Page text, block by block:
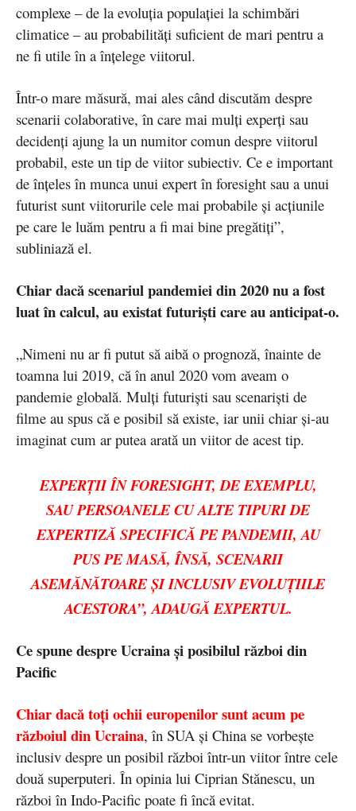
complexe – de la evoluția populației la schimbări
climatice – au probabilități suficient de mari pentru a
ne fi utile în a înțelege viitorul.
Într-o mare măsură, mai ales când discutăm despre
scenarii colaborative, în care mai mulți experți sau
decidenți ajung la un numitor comun despre viitorul
probabil, este un tip de viitor subiectiv. Ce e important
de înțeles în munca unui expert în foresight sau a unui
futurist sunt viitorurile cele mai probabile și acțiunile
pe care le luăm pentru a fi mai bine pregătiți”,
subliniază el.
Chiar dacă scenariul pandemiei din 2020 nu a fost
luat în calcul, au existat futuriști care au anticipat-o.
„Nimeni nu ar fi putut să aibă o prognoză, înainte de
toamna lui 2019, că în anul 2020 vom aveam o
pandemie globală. Mulți futuriști sau scenariști de
filme au spus că e posibil să existe, iar unii chiar și-au
imaginat cum ar putea arată un viitor de acest tip.
EXPERȚII ÎN FORESIGHT, DE EXEMPLU,
SAU PERSOANELE CU ALTE TIPURI DE
EXPERTIZĂ SPECIFICĂ PE PANDEMII, AU
PUS PE MASĂ, ÎNSĂ, SCENARII
ASEMĂNĂTOARE ȘI INCLUSIV EVOLUȚIILE
ACESTORA”, ADAUGĂ EXPERTUL.
Ce spune despre Ucraina și posibilul război din
Pacific
Chiar dacă toți ochii europenilor sunt acum pe
războiul din Ucraina, în SUA și China se vorbește
inclusiv despre un posibil război într-un viitor între cele
două superputeri. În opinia lui Ciprian Stănescu, un
război în Indo-Pacific poate fi încă evitat.